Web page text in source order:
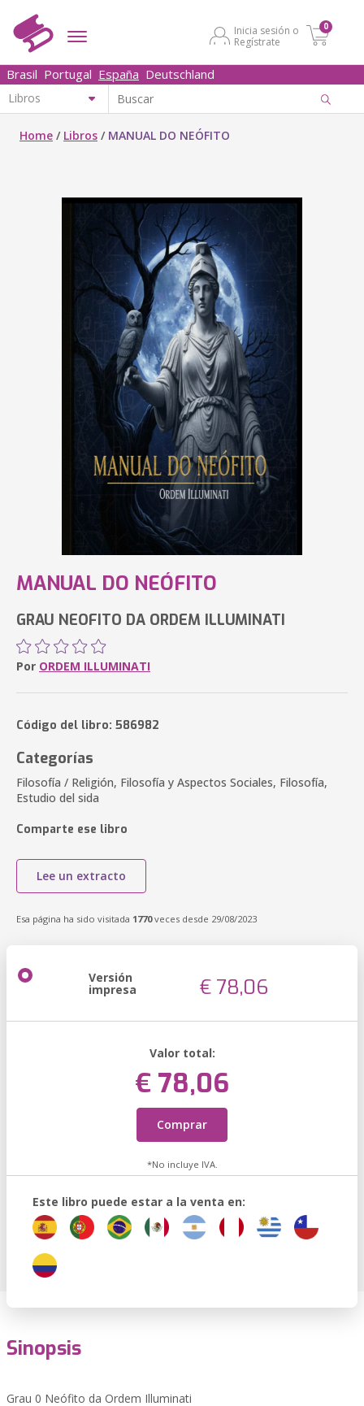
Inicia sesión o
Regístrate
0
Brasil Portugal España Deutschland
Home / Libros / MANUAL DO NEÓFITO
MANUAL DO NEÓFITO
GRAU NEOFITO DA ORDEM ILLUMINATI
Por ORDEM ILLUMINATI
Código del libro: 586982
Categorías
Filosofía / Religión, Filosofía y Aspectos Sociales, Filosofía,
Estudio del sida
Comparte ese libro
Lee un extracto
Esa página ha sido visitada 1770veces desde 29/08/2023
Versión
impresa € 78,06
Valor total:
€ 78,06
Comprar
*No incluye IVA.
Este libro puede estar a la venta en:
Sinopsis
Grau 0 Neófito da Ordem Illuminati